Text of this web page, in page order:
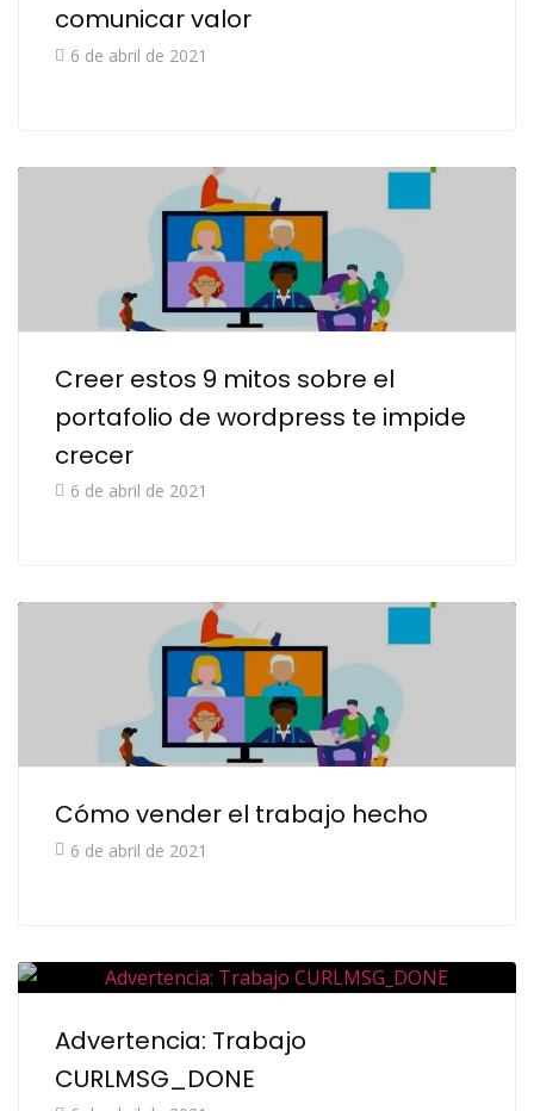
comunicar valor
6 de abril de 2021
Creer estos 9 mitos sobre el
portafolio de wordpress te impide
crecer
6 de abril de 2021
Cómo vender el trabajo hecho
6 de abril de 2021
Advertencia: Trabajo
CURLMSG_DONE